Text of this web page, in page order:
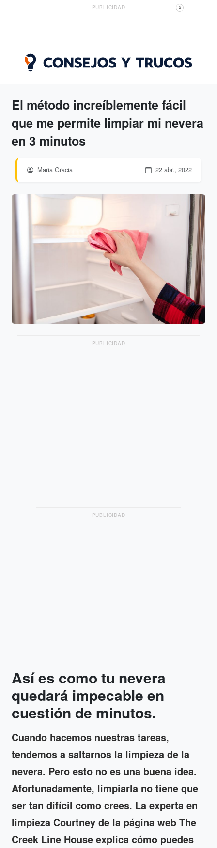
PUBLICIDAD X
El método increíblemente fácil
que me permite limpiar mi nevera
en 3 minutos
Maria Gracia 22 abr., 2022
PUBLICIDAD
PUBLICIDAD
Así es como tu nevera
quedará impecable en
cuestión de minutos.
Cuando hacemos nuestras tareas,
tendemos a saltarnos la limpieza de la
nevera. Pero esto no es una buena idea.
Afortunadamente, limpiarla no tiene que
ser tan difícil como crees. La experta en
limpieza Courtney de la página web The
Creek Line House explica cómo puedes